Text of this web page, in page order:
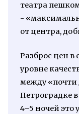
театра
-
от центра,
Разброс цен в
уровне
между «почти
Петроградке
4–5 ночей это